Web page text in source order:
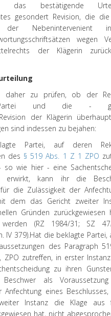
das bestätigende
gesondert Revision, die
Nebenintervenient
wegen
der Klägerin
daher zu prüfen, ob der
Partei und die -
der Klägerin
sind indessen zu bejahen:
Partei, auf deren
des § 519 Abs. 1 Z 1 ZPO
so wie hier - eine
erwirkt, kann ihr die
die Zulässigkeit der
dem das Gericht zweiter
Gründen zurückgewiesen
werden (RZ 1984/31; SZ
IV 379).Hat die beklagte Partei,
des Paragraph
ZPO zutreffen, in erster
zu ihren
als
Anfechtung eines
Instanz die Klage aus
hat, nicht